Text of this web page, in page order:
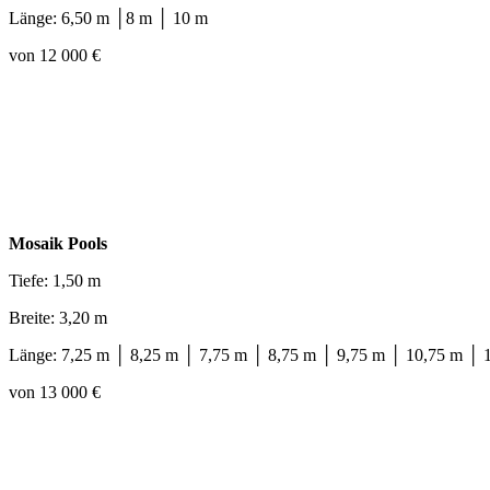
Länge: 6,50 m │8 m │ 10 m
von 12 000 €
Mosaik Pools
Tiefe: 1,50 m
Breite: 3,20 m
Länge: 7,25 m │ 8,25 m │ 7,75 m │ 8,75 m │ 9,75 m │ 10,75 m │
von 13 000 €